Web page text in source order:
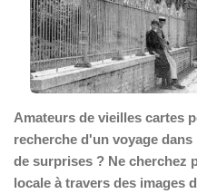
Amateurs de vieilles cartes
recherche d'un voyage
de surprises ? Ne cherchez
locale à travers des images